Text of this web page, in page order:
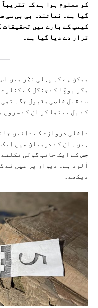
گیا ہے۔ نمائندہ بی بی سی
کیمپ کے بارے میں تحقیقات
قرار دے دیا گیا ہے۔
ممکن ہے کہ پہلی نظر میں
مگر بوچّا کے جنگل کے
سے قبل خاصی مقبول جگہ
کے بل بیٹھا کر ان کے سروں
داخلی دروازے کے دائیں
ہیں۔ ان کے درمیان میں
جس کے ایک جانب گولی
آلود ہے۔ دیوار پر میں نے
دیکھے۔